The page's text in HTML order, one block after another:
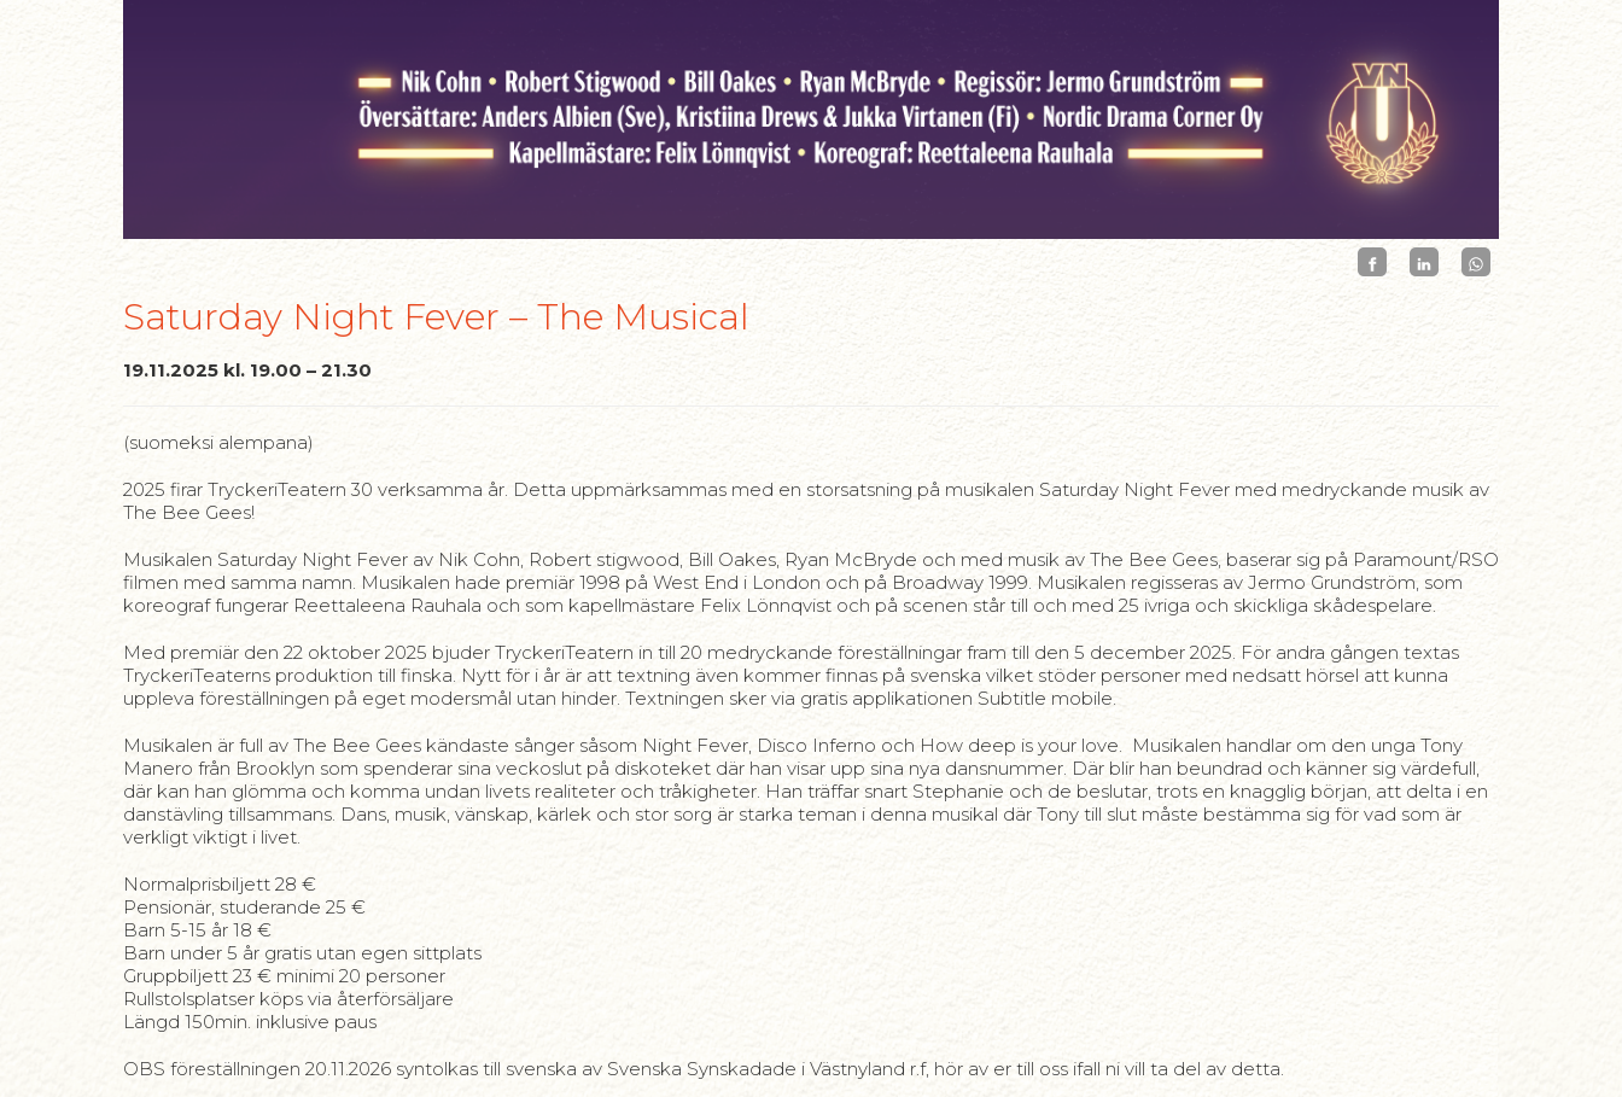
Saturday Night Fever – The Musical
19.11.2025 kl. 19.00 – 21.30
(suomeksi alempana)
2025 firar TryckeriTeatern 30 verksamma år. Detta uppmärksammas med en storsatsning på musikalen Saturday Night Fever med medryckande musik av
The Bee Gees!
Musikalen Saturday Night Fever av Nik Cohn, Robert stigwood, Bill Oakes, Ryan McBryde och med musik av The Bee Gees, baserar sig på Paramount/RSO
filmen med samma namn. Musikalen hade premiär 1998 på West End i London och på Broadway 1999. Musikalen regisseras av Jermo Grundström, som
koreograf fungerar Reettaleena Rauhala och som kapellmästare Felix Lönnqvist och på scenen står till och med 25 ivriga och skickliga skådespelare.
Med premiär den 22 oktober 2025 bjuder TryckeriTeatern in till 20 medryckande föreställningar fram till den 5 december 2025. För andra gången textas
TryckeriTeaterns produktion till finska. Nytt för i år är att textning även kommer finnas på svenska vilket stöder personer med nedsatt hörsel att kunna
uppleva föreställningen på eget modersmål utan hinder. Textningen sker via gratis applikationen Subtitle mobile.
Musikalen är full av The Bee Gees kändaste sånger såsom Night Fever, Disco Inferno och How deep is your love. Musikalen handlar om den unga Tony
Manero från Brooklyn som spenderar sina veckoslut på diskoteket där han visar upp sina nya dansnummer. Där blir han beundrad och känner sig värdefull,
där kan han glömma och komma undan livets realiteter och tråkigheter. Han träffar snart Stephanie och de beslutar, trots en knagglig början, att delta i en
danstävling tillsammans. Dans, musik, vänskap, kärlek och stor sorg är starka teman i denna musikal där Tony till slut måste bestämma sig för vad som är
verkligt viktigt i livet.
Normalprisbiljett 28 €
Pensionär, studerande 25 €
Barn 5-15 år 18 €
Barn under 5 år gratis utan egen sittplats
Gruppbiljett 23 € minimi 20 personer
Rullstolsplatser köps via återförsäljare
Längd 150min. inklusive paus
OBS föreställningen 20.11.2026 syntolkas till svenska av Svenska Synskadade i Västnyland r.f, hör av er till oss ifall ni vill ta del av detta.